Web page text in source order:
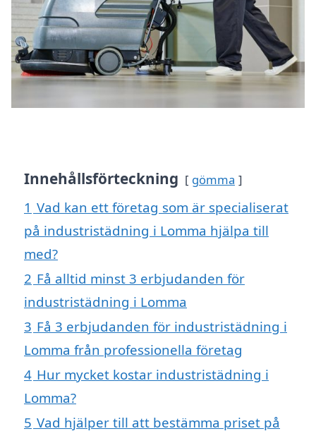
Innehållsförteckning gömma
1 Vad kan ett företag som är specialiserat
på industristädning i Lomma hjälpa till
med?
2 Få alltid minst 3 erbjudanden för
industristädning i Lomma
3 Få 3 erbjudanden för industristädning i
Lomma från professionella företag
4 Hur mycket kostar industristädning i
Lomma?
5 Vad hjälper till att bestämma priset på